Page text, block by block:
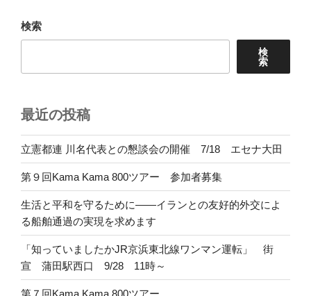
検索
検
索
最近の投稿
立憲都連 川名代表との懇談会の開催 7/18 エセナ大田
第９回Kama Kama 800ツアー 参加者募集
生活と平和を守るために――イランとの友好的外交によ
る船舶通過の実現を求めます
「知っていましたかJR京浜東北線ワンマン運転」 街
宣 蒲田駅西口 9/28 11時～
第７回Kama Kama 800ツアー